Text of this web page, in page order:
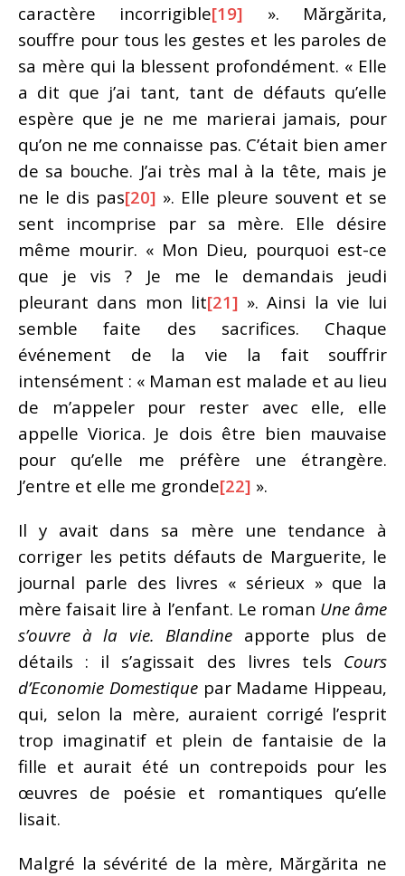
caractère incorrigible[19] ». Mărgărita,
souffre pour tous les gestes et les paroles de
sa mère qui la blessent profondément. « Elle
a dit que j’ai tant, tant de défauts qu’elle
espère que je ne me marierai jamais, pour
qu’on ne me connaisse pas. C’était bien amer
de sa bouche. J’ai très mal à la tête, mais je
ne le dis pas[20] ». Elle pleure souvent et se
sent incomprise par sa mère. Elle désire
même mourir. « Mon Dieu, pourquoi est-ce
que je vis ? Je me le demandais jeudi
pleurant dans mon lit[21] ». Ainsi la vie lui
semble faite des sacrifices. Chaque
événement de la vie la fait souffrir
intensément : « Maman est malade et au lieu
de m’appeler pour rester avec elle, elle
appelle Viorica. Je dois être bien mauvaise
pour qu’elle me préfère une étrangère.
J’entre et elle me gronde[22] ».
Il y avait dans sa mère une tendance à
corriger les petits défauts de Marguerite, le
journal parle des livres « sérieux » que la
mère faisait lire à l’enfant. Le roman Une âme
s’ouvre à la vie. Blandine apporte plus de
détails : il s’agissait des livres tels Cours
d’Economie Domestiquepar Madame Hippeau,
qui, selon la mère, auraient corrigé l’esprit
trop imaginatif et plein de fantaisie de la
fille et aurait été un contrepoids pour les
œuvres de poésie et romantiques qu’elle
lisait.
Malgré la sévérité de la mère, Mărgărita ne